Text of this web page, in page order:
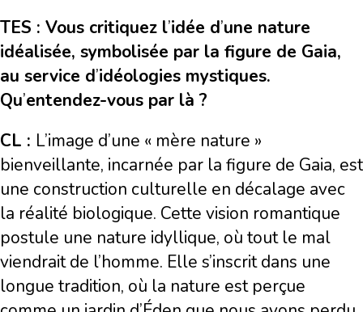
TES : Vous critiquez l’idée d’une nature
idéalisée, symbolisée par la figure de Gaia,
au service d’idéologies mystiques.
Qu’entendez-vous par là ?
CL : L’image d’une « mère nature »
bienveillante, incarnée par la figure de Gaia, est
une construction culturelle en décalage avec
la réalité biologique. Cette vision romantique
postule une nature idyllique, où tout le mal
viendrait de l’homme. Elle s’inscrit dans une
longue tradition, où la nature est perçue